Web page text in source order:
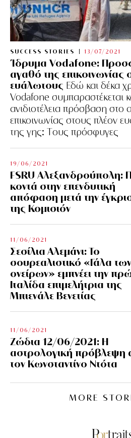
SUCCESS STORIES 13/07/2021
Ίδρυμα Vodafone:
αγαθό της επικοινωνίας
ευάλωτους Εδώ και δέκα
Vodafone συμπαραστέκεται
ανιδιοτέλεια πρόσβαση στο
επικοινωνίας στους πλέον
της γης: Tους πρόσφυγες
19/06/2021
FSRU Αλεξανδρούπολη:
κοντά στην επενδυτική
απόφαση μετά την
της Κομισιόν
11/06/2021
Σεσίλια Αλεμάνι: Το
σουρεαλιστικό «Γάλα των
ονείρων» εμπνέει την
Ιταλίδα επιμελήτρια της
Μπιενάλε Βενετίας
11/06/2021
Ζώδια 12/06/2021: Η
αστρολογική πρόβλεψη
τον Κωνσταντίνο Ντότα
MORE